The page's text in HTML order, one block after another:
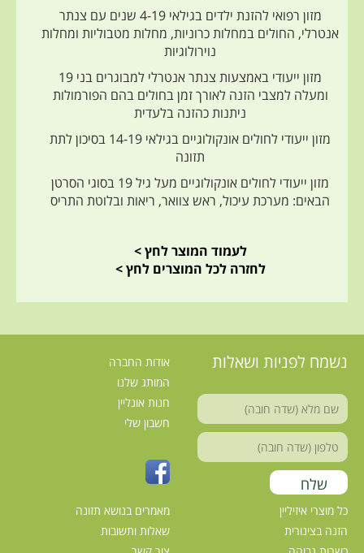
מזון רפואי להזנת ילדים בגילאי 4-19 שנים עם צנתר
אנטרלי, החולים במחלות כרוניות, מחלות מטבוליות ומחלות
נוירולוגיות
מזון ייעודי באמצעות צנתר אנטרלי למבוגרים בני 19
ומעלה למצבי הזנה לאורך זמן בחולים בהם הפורמולות
ניתנות כהזנה בלעדית
מזון ייעודי לחולים אונקולוגיים בגילאי 14-19 בסיכון לתת
תזונה
מזון ייעודי לחולים אונקולוגיים מעל גיל 19 בסוגי הסרטן
הבאים: מערכת עיכול, ראש צוואר, ריאות ובלוטת התריס
לעמוד המוצר לחץ >
לחזרה לכל המוצרים לחץ >
נשמח לפניות ושאלות
אודות החברה
המותג שלנו
חנות אונליין
חשבון שלי
כל מוצרי איזיליין
הזנה בצינורית
מאמרים בנושא תזונה
שאלות ותשובות